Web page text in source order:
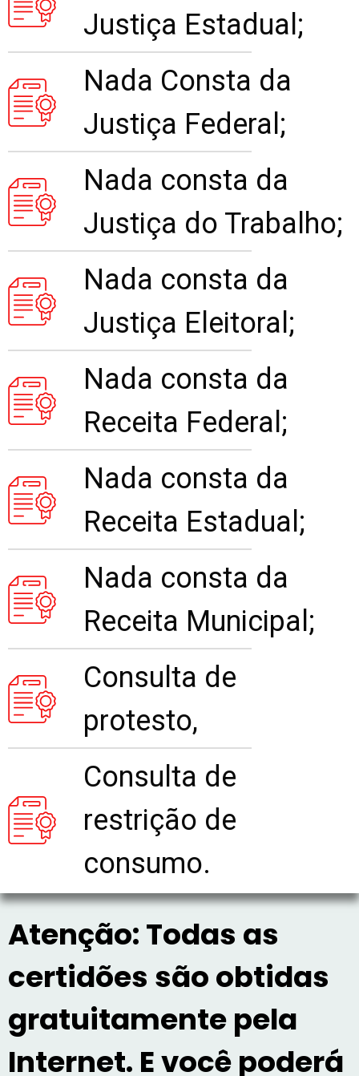
Justiça Estadual;
Nada Consta da
Justiça Federal;
Nada consta da
Justiça do Trabalho;
Nada consta da
Justiça Eleitoral;
Nada consta da
Receita Federal;
Nada consta da
Receita Estadual;
Nada consta da
Receita Municipal;
Consulta de
protesto,
Consulta de
restrição de
consumo.
Atenção: Todas as
certidões são obtidas
gratuitamente pela
Internet. E você poderá